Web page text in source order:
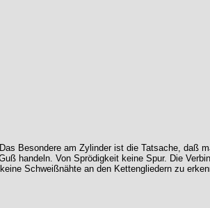
Besondere am Zylinder ist die Tatsache, daß
handeln. Von Sprödigkeit keine Spur. Die
Schweißnähte an den Kettengliedern zu